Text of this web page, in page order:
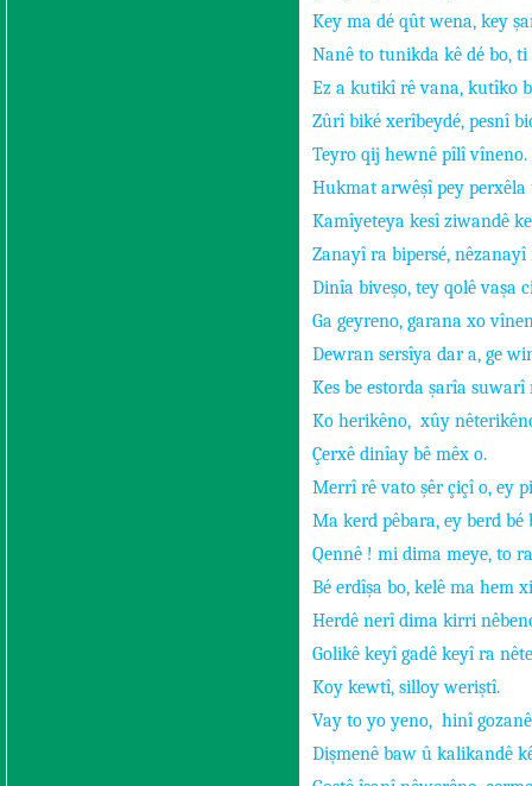
Key ma dé qût wena, key
Nanê to tunikda kê dé bo, ti
Ez a kutikî rê vana, kutîko
Zûrî biké xerîbeydé, pesnî
Teyro qij hewnê pîlî vîneno.
Hukmat arwêşî pey perxêla
Kamîyeteya kesî ziwandê
Zanayî ra bipersé, nêzanayî
Dinîa biveşo, tey qolê vaşa
Ga geyreno, garana xo
Dewran sersîya dar a, ge
Kes be estorda şarîa suwarî
Ko herikêno, xûy
Çerxê dinîay bê mêx o.
Merrî rê vato şêr çiçî o, ey
Ma kerd pêbara, ey berd bé
Qennê ! mi dima meye, to
Bé erdîşa bo, kelê ma hem
Herdê nerî dima kirri
Golikê keyî gadê keyî ra
Koy kewtî, silloy weriştî.
Vay to yo yeno, hinî
Dişmenê baw û kalikandê